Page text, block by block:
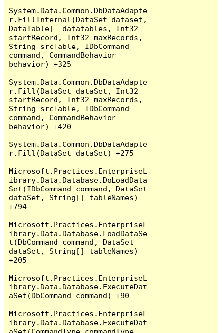
System.Data.Common.DbDataAdapte
r.FillInternal(DataSet dataset,
DataTable[] datatables, Int32
startRecord, Int32 maxRecords,
String srcTable, IDbCommand
command, CommandBehavior
behavior) +325
System.Data.Common.DbDataAdapte
r.Fill(DataSet dataSet, Int32
startRecord, Int32 maxRecords,
String srcTable, IDbCommand
command, CommandBehavior
behavior) +420
System.Data.Common.DbDataAdapte
r.Fill(DataSet dataSet) +275
Microsoft.Practices.EnterpriseL
ibrary.Data.Database.DoLoadData
Set(IDbCommand command, DataSet
dataSet, String[] tableNames)
+794
Microsoft.Practices.EnterpriseL
ibrary.Data.Database.LoadDataSe
t(DbCommand command, DataSet
dataSet, String[] tableNames)
+205
Microsoft.Practices.EnterpriseL
ibrary.Data.Database.ExecuteDat
aSet(DbCommand command) +90
Microsoft.Practices.EnterpriseL
ibrary.Data.Database.ExecuteDat
aSet(CommandType commandType,